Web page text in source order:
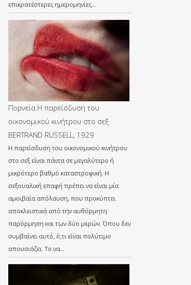
επικρατέστερες ημερομηνίες…
Πορνεία.Η παρείσδυση του
οικονομικού κινήτρου στο σεξ
BERTRAND RUSSELL, 1929
Η παρείσδυση του οικονομικού κινήτρου
στο σεξ είναι πάντα σε μεγαλύτερο ή
μικρότερο βαθμό καταστροφική. Η
σεξουαλική επαφή πρέπει να είναι μία
αμοιβαία απόλαυση, που προκύπτει
αποκλειστικά από την αυθόρμητη
παρόρμηση και των δύο μερών. Όπου δεν
συμβαίνει αυτό, ό,τι είναι πολύτιμο
απουσιάζει. Το να…